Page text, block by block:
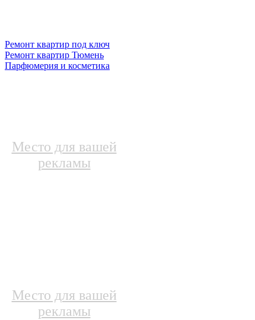
Ремонт квартир под ключ
Ремонт квартир Тюмень
Парфюмерия и косметика
Место для вашей
рекламы
Место для вашей
рекламы